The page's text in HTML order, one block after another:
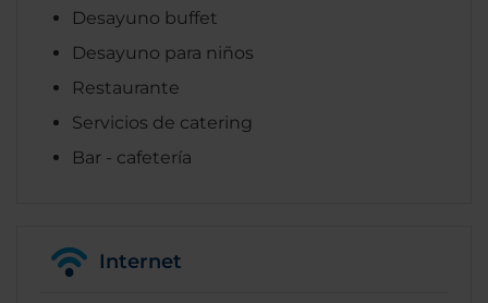
Desayuno buffet
Desayuno para niños
Restaurante
Servicios de catering
Bar - cafetería
Internet